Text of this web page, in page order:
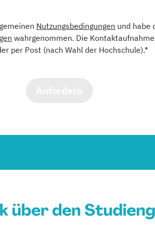
Nutzungsbedingungen und habe
wahrgenommen. Die
per Post (nach Wahl der Hochschule).*
über den